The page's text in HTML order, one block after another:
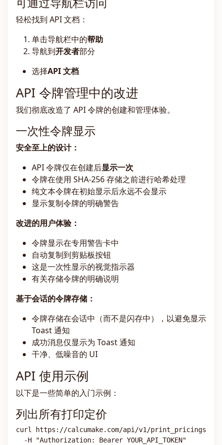
轻松找到 API 文档：
单击导航栏中的帮助
导航到开发者部分
选择API 文档
API 令牌管理中的改进
我们彻底改造了 API 令牌的创建和管理体验。
一次性令牌显示
安全至上的设计：
API 令牌仅在创建后显示一次
令牌在使用 SHA-256 存储之前进行哈希处理
纯文本令牌在初始显示后永远不会显示
显示复制令牌的明确警告
改进的用户体验：
令牌显示在专用警告卡中
自动复制到剪贴板按钮
这是一次性显示的视觉指示器
有关存储令牌的明确说明
基于会话的令牌存储：
令牌存储在会话中（而不是闪存中），以避免显示
Toast 通知
成功消息仅显示为 Toast 通知
干净、低噪音的 UI
API 使用示例
以下是一些简单的入门示例：
列出所有打印定价
curl https://calcumake.com/api/v1/print_pricings \
  -H "Authorization: Bearer YOUR_API_TOKEN"